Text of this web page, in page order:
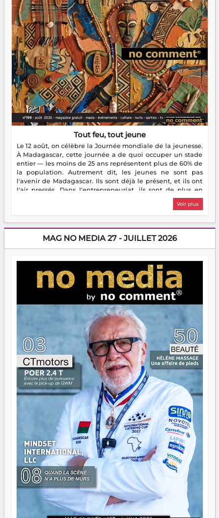
Tout feu, tout jeune
Le 12 août, on célèbre la Journée mondiale de la jeunesse.
À Madagascar, cette journée a de quoi occuper un stade
entier — les moins de 25 ans représentent plus de 60% de
la population. Autrement dit, les jeunes ne sont pas
l'avenir de Madagascar. Ils sont déjà le présent, et ils ont
l'air pressés. Dans l'entrepreneuriat, ils sont de plus en
plus nombreux à se lancer, à créer, à risquer — souvent
sans filet, souvent sans aide, mais toujours avec cette
dorment vraiment la nuit. En culture, les nouvelles sont
encore meilleures. Aina Rasamoelina vient de décrocher le
Prix RFI Instrumental Afrique. Miangaly Elia rafle le Prix
jeunes qui tiennent la torche. Alors oui, on pourrait
s'arrêter là, applaudir et rentrer chez soi satisfait. Mais ce
serait passer à côté d'une chose essentielle. La fougue, ça
brûle fort — et parfois, ça brûle vite. Une flamme sans
direction peut éclairer autant qu'elle peut consumer. C'est
là que les aînés entrent en scène — pas pour reprendre le
gouvernail, mais pour montrer où sont les récifs. Les jeunes
ont la force, les vieux ont l'expérience, comme on dit. Ce
n'est pas un combat de générations — c'est une question
d'équipage. Partagez vos réussites, mais aussi vos échecs.
Surtout vos échecs, d'ailleurs — ils enseignent mieux que
n'importe quel manuel. À Madagascar, la barque avance.
Il faut juste s'assurer que tout le monde rame dans le
même sens.
Voir plus
MAG NO MEDIA 27 - JUILLET 2026